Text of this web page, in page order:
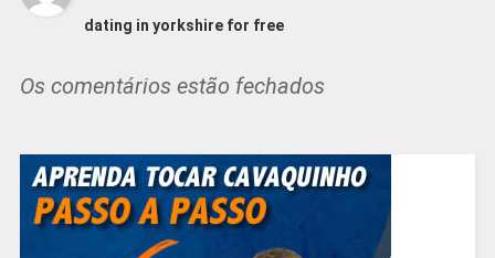
dating in yorkshire for free
Os comentários estão fechados